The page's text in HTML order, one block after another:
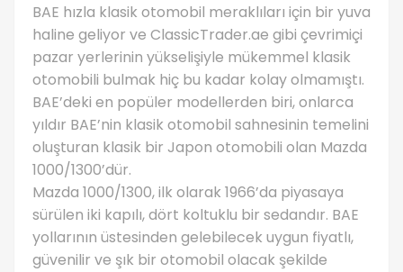
BAE hızla klasik otomobil meraklıları için bir yuva
haline geliyor ve ClassicTrader.ae gibi çevrimiçi
pazar yerlerinin yükselişiyle mükemmel klasik
otomobili bulmak hiç bu kadar kolay olmamıştı.
BAE’deki en popüler modellerden biri, onlarca
yıldır BAE’nin klasik otomobil sahnesinin temelini
oluşturan klasik bir Japon otomobili olan Mazda
1000/1300’dür.
Mazda 1000/1300, ilk olarak 1966’da piyasaya
sürülen iki kapılı, dört koltuklu bir sedandır. BAE
yollarının üstesinden gelebilecek uygun fiyatlı,
güvenilir ve şık bir otomobil olacak şekilde